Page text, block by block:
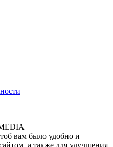
вам было удобно и
а также для улучшения